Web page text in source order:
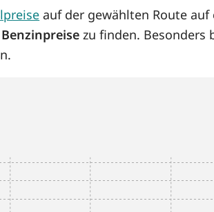
auf der gewählten Route auf
Benzinpreise zu finden. Besonders